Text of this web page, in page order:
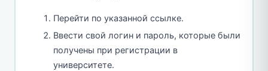
Перейти по указанной ссылке.
Ввести свой логин и пароль, которые были
получены при регистрации в
университете.